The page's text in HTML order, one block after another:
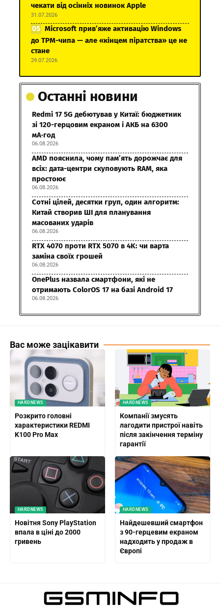
чекати від осінніх новинок Apple
31.07.2026
Microsoft прив’яже активацію Windows
до TPM-чипа — але «кінцем піратства» це не
стане
29.07.2026
Останні новини
Redmi 17 5G дебютував у Китаї: бюджетник
зі 120-герцовим екраном і АКБ на 6300
мА·год
06.08.2026
AMD пояснила, чому пам’ять дорожчає для
всіх: дата-центри скуповують RAM, яка
простоює
06.08.2026
Сотні цілей, десятки груп, один алгоритм:
Китай створив ШІ для планування
масованих ударів
06.08.2026
RTX 4070 проти RTX 5070 в 4K: чи варта
заміна своїх грошей
06.08.2026
OnePlus назвала смартфони, які не
отримають ColorOS 17 на базі Android 17
06.08.2026
Вас може зацікавити
HARDNEWS
Розкрито головні
характеристики REDMI
K100 Pro Max
HARDNEWS
Компанії змусять
лагодити пристрої навіть
після закінчення терміну
гарантії
HARDNEWS
Новітня Sony PlayStation
впала в ціні до 2000
гривень
HARDNEWS
Найдешевший смартфон
з 90-герцевим екраном
надходить у продаж в
Європі